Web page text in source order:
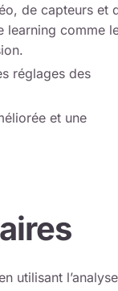
de capteurs et
learning comme
réglages des
et une
utilisant